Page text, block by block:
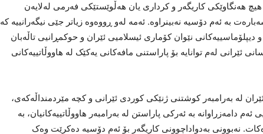
هیچ هەنگاوێکی کاریگەر و کرداری یان هەڵوێستێکی فەرمی لەلایەن
بە ئەم دۆسیە نەبینراوە. ئەمە لەو ڕووەوە زیاتر جێی نیگەرانییە کە
دیپلۆماسییەکانی نێوان کۆماری ئیسلامیی ئێران و حوکمڕانیی تاڵەبان
ئێرانی لەم توانایە بۆ پاراستنی مافەکانی یەکێک لە هاووڵاتییەکانی
لە بەرامبەر کوشتنی ژنێکی کوردی ئێرانی و کچە مێردمنداڵەکەی،
دامەزراوانە بە ئەرکی پاراستن لە بەرامبەر هاووڵاتییەکانیان، بە
نەبوونی بەدواداچوونی کاریگەر بۆ ئەم دۆسیە دەکرێت وەک